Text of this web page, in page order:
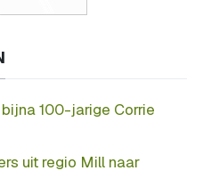
100-jarige Corrie
uit regio Mill naar